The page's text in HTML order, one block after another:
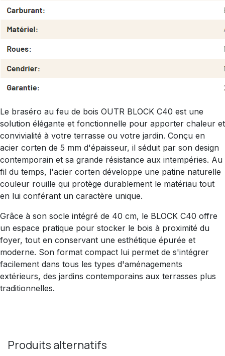
Le braséro au feu de bois OUTR BLOCK C40 est une
solution élégante et fonctionnelle pour apporter chaleur et
convivialité à votre terrasse ou votre jardin. Conçu en
acier corten de 5 mm d'épaisseur, il séduit par son design
contemporain et sa grande résistance aux intempéries. Au
fil du temps, l'acier corten développe une patine naturelle
couleur rouille qui protège durablement le matériau tout
en lui conférant un caractère unique.
Grâce à son socle intégré de 40 cm, le BLOCK C40 offre
un espace pratique pour stocker le bois à proximité du
foyer, tout en conservant une esthétique épurée et
moderne. Son format compact lui permet de s'intégrer
facilement dans tous les types d'aménagements
extérieurs, des jardins contemporains aux terrasses plus
traditionnelles.
Produits alternatifs